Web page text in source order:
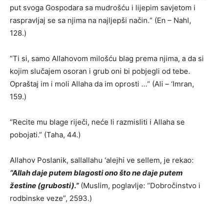
put svoga Gospodara sa mudrošću i lijepim savjetom i
raspravljaj se sa njima na najljepši način.“ (En – Nahl,
128.)
“Ti si, samo Allahovom milošću blag prema njima, a da si
kojim slučajem osoran i grub oni bi pobjegli od tebe.
Opraštaj im i moli Allaha da im oprosti …“ (Ali – ‘Imran,
159.)
“Recite mu blage riječi, neće li razmisliti i Allaha se
pobojati.” (Taha, 44.)
Allahov Poslanik, sallallahu ‘alejhi ve sellem, je rekao:
“Allah daje putem blagosti ono što ne daje putem
žestine (grubosti).”(Muslim, poglavlje: “Dobročinstvo i
rodbinske veze”, 2593.)